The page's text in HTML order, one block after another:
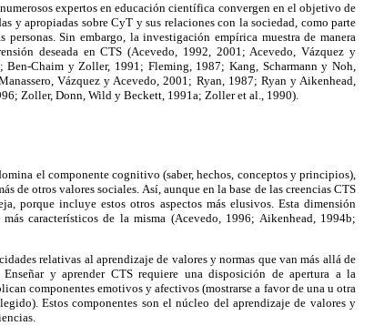
expertos en educación científica convergen en el objetivo de
y apropiadas sobre CyT y sus relaciones con la sociedad, como parte
Sin embargo, la investigación empírica muestra de manera
deseada en CTS (Acevedo, 1992, 2001; Acevedo, Vázquez y
Ben-Chaim y Zoller, 1991; Fleming, 1987; Kang, Scharmann y Noh,
Vázquez y Acevedo, 2001; Ryan, 1987; Ryan y Aikenhead,
Zoller, Donn, Wild y Beckett, 1991a; Zoller et al., 1990).
el componente cognitivo (saber, hechos, conceptos y principios),
de otros valores sociales. Así, aunque en la base de las creencias CTS
porque incluye estos otros aspectos más elusivos. Esta dimensión
característicos de la misma (Acevedo, 1996; Aikenhead, 1994b;
relativas al aprendizaje de valores y normas que van más allá de
y aprender CTS requiere una disposición de apertura a la
componentes emotivos y afectivos (mostrarse a favor de una u otra
Estos componentes son el núcleo del aprendizaje de valores y